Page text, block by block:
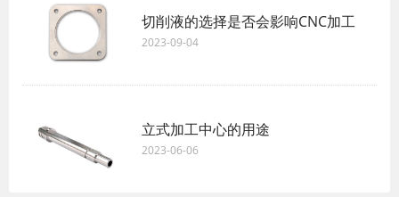
切削液的选择是否会影响CNC加工
2023-09-04
立式加工中心的用途
2023-06-06